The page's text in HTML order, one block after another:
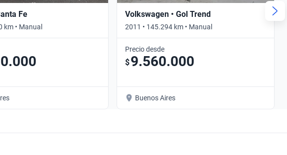
Fe
km • Manual
Volkswagen • Gol Trend
2011 • 145.294 km • Manual
Precio desde
$9.560.000
Buenos Aires